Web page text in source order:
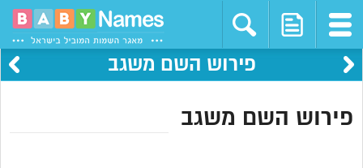
פירוש השם משגב
פירוש השם משגב